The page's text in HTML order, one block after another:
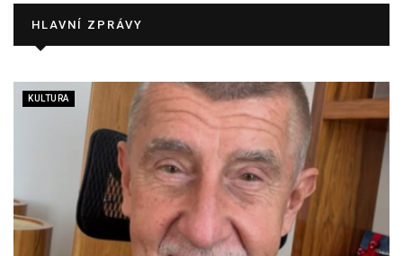
HLAVNÍ ZPRÁVY
KULTURA